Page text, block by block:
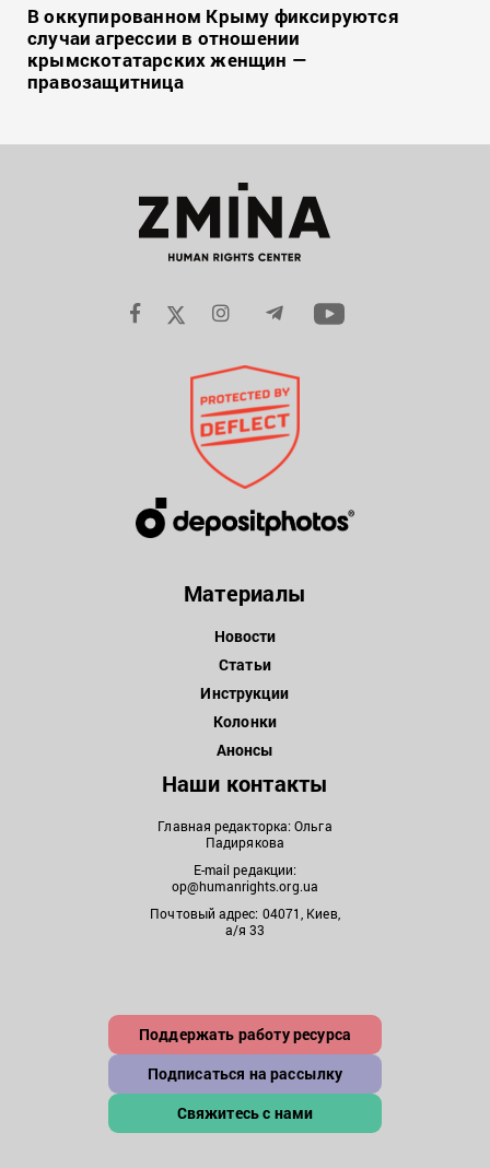
В оккупированном Крыму фиксируются
случаи агрессии в отношении
крымскотатарских женщин —
правозащитница
Материалы
Новости
Статьи
Инструкции
Колонки
Анонсы
Наши контакты
Главная редакторка: Ольга
Падирякова
E-mail редакции:
op@humanrights.org.ua
Почтовый адрес: 04071, Киев,
а/я 33
Поддержать работу ресурса
Подписаться на рассылку
Свяжитесь с нами